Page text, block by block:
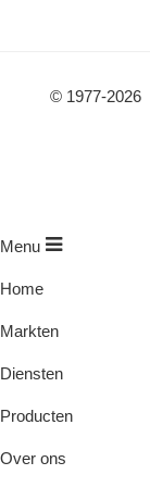
© 1977-2026
Menu
Home
Markten
Diensten
Producten
Over ons